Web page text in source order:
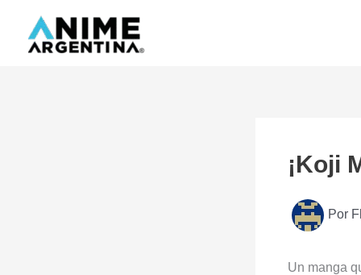
contenido
¡Koji
Por
Un manga